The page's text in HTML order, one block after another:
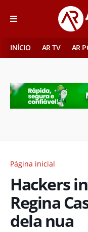
INÍCIO AR TV AR
Página inicial
Hackers
Regina
dela nua